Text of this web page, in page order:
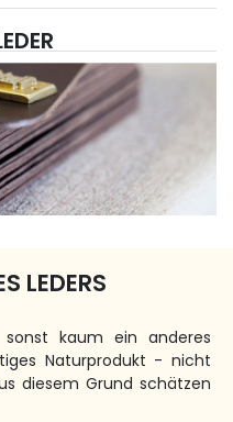
LEDERS
kaum ein anderes
Naturprodukt - nicht
diesem Grund schätzen